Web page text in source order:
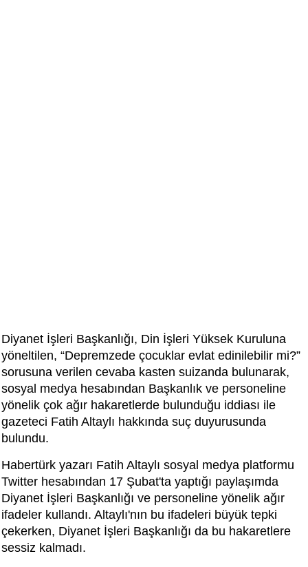
Diyanet İşleri Başkanlığı, Din İşleri Yüksek Kuruluna
yöneltilen, “Depremzede çocuklar evlat edinilebilir mi?”
sorusuna verilen cevaba kasten suizanda bulunarak,
sosyal medya hesabından Başkanlık ve personeline
yönelik çok ağır hakaretlerde bulunduğu iddiası ile
gazeteci Fatih Altaylı hakkında suç duyurusunda
bulundu.
Habertürk yazarı Fatih Altaylı sosyal medya platformu
Twitter hesabından 17 Şubat'ta yaptığı paylaşımda
Diyanet İşleri Başkanlığı ve personeline yönelik ağır
ifadeler kullandı. Altaylı'nın bu ifadeleri büyük tepki
çekerken, Diyanet İşleri Başkanlığı da bu hakaretlere
sessiz kalmadı.